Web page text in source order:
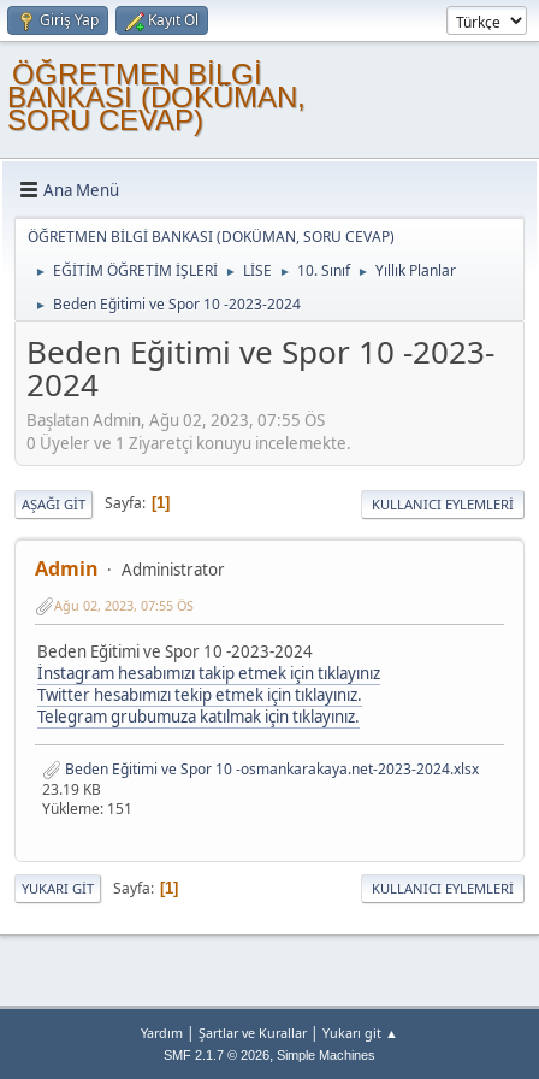
Giriş Yap Kayıt Ol
ÖĞRETMEN BİLGİ
BANKASI (DOKÜMAN,
SORU CEVAP)
Ana Menü
ÖĞRETMEN BİLGİ BANKASI (DOKÜMAN, SORU CEVAP)
► EĞİTİM ÖĞRETİM İŞLERİ ► LİSE ► 10. Sınıf ► Yıllık Planlar
► Beden Eğitimi ve Spor 10 -2023-2024
Beden Eğitimi ve Spor 10 -2023-
2024
Başlatan Admin, Ağu 02, 2023, 07:55 ÖS
0 Üyeler ve 1 Ziyaretçi konuyu incelemekte.
AŞAĞI GIT Sayfa 1 KULLANICI EYLEMLERI
Admin Administrator
Ağu 02, 2023, 07:55 ÖS
Beden Eğitimi ve Spor 10 -2023-2024
İnstagram hesabımızı takip etmek için tıklayınız
Twitter hesabımızı tekip etmek için tıklayınız.
Telegram grubumuza katılmak için tıklayınız.
Beden Eğitimi ve Spor 10 -osmankarakaya.net-2023-2024.xlsx
23.19 KB
Yükleme: 151
YUKARI GIT Sayfa 1 KULLANICI EYLEMLERI
Yardım | Şartlar ve Kurallar| Yukarı git ▲
SMF 2.1.7 © 2026, Simple Machines